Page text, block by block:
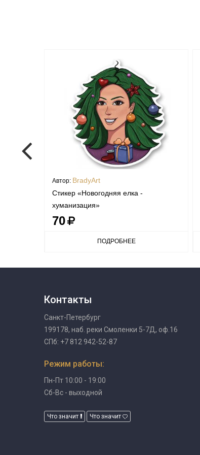
Автор: BradyArt
Стикер «Новогодняя елка -
хуманизация»
70
ПОДРОБНЕЕ
Контакты
Санкт-Петербург
199178, наб. реки Смоленки 5-7Д, оф.16
СПб: +7 812 942-52-87
Режим работы:
Пн-Пт 10:00 - 19:00
Сб-Вс - выходной
Что значит Что значит